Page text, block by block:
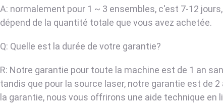
A: normalement pour 1 ~ 3 ensembles, c'est 7-12
dépend de la quantité totale que vous avez achetée.
Q: Quelle est la durée de votre garantie?
R: Notre garantie pour toute la machine est de 1 an
tandis que pour la source laser, notre garantie est de
la garantie, nous vous offrirons une aide technique